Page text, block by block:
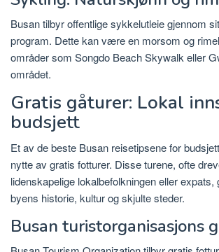
Busan tilbyr offentlige sykkelutleie gjennom
program. Dette kan være en morsom og
områder som Songdo Beach Skywalk eller
området.
Gratis gåturer: Lokal
budsjett
Et av de beste Busan reisetipsene for
nytte av gratis fotturer. Disse turene, ofte
lidenskapelige lokalbefolkningen eller expats,
byens historie, kultur og skjulte steder.
Busan turistorganisasjons